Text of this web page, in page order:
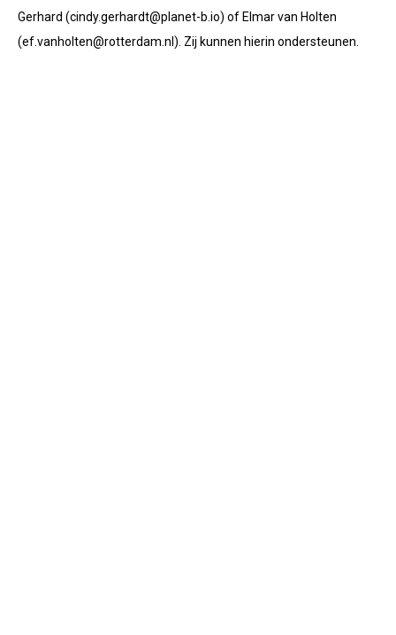
Gerhard (cindy.gerhardt@planet-b.io) of Elmar van Holten
(ef.vanholten@rotterdam.nl). Zij kunnen hierin ondersteunen.